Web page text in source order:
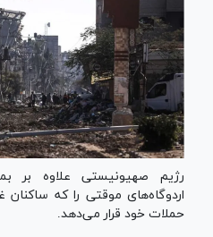
رژیم صهیونیستی علاوه بر
اردوگاه‌های موقتی را که ساکنان
حملات خود قرار می‌دهد.